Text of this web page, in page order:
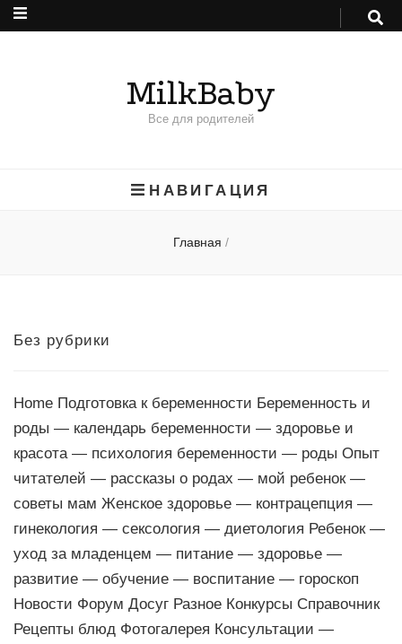
MilkBaby
Все для родителей
НАВИГАЦИЯ
Главная /
Без рубрики
Home Подготовка к беременности Беременность и
роды — календарь беременности — здоровье и
красота — психология беременности — роды Опыт
читателей — рассказы о родах — мой ребенок —
советы мам Женское здоровье — контрацепция —
гинекология — сексология — диетология Ребенок —
уход за младенцем — питание — здоровье —
развитие — обучение — воспитание — гороскоп
Новости Форум Досуг Разное Конкурсы Справочник
Рецепты блюд Фотогалерея Консультации —